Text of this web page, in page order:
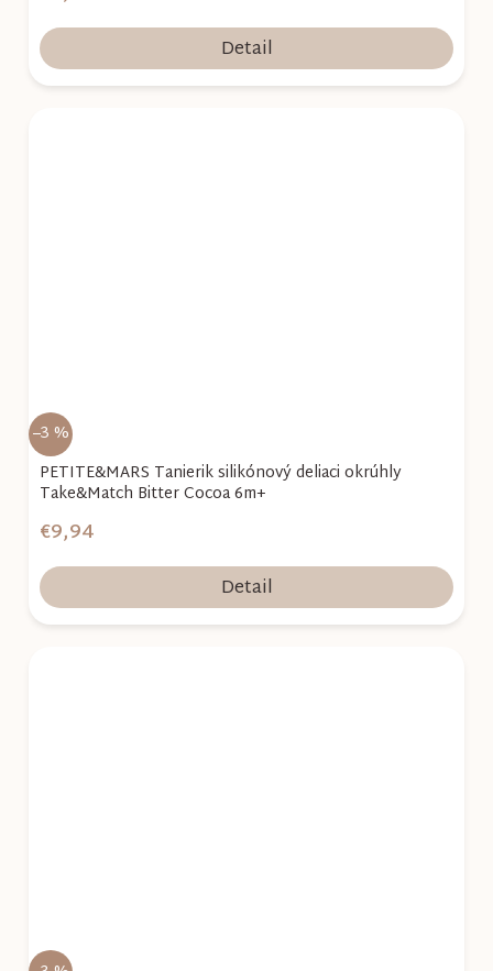
Detail
–3 %
PETITE&MARS Tanierik silikónový deliaci okrúhly
Take&Match Bitter Cocoa 6m+
€9,94
Detail